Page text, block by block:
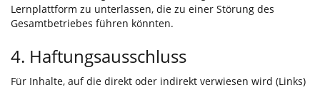
Lernplattform zu unterlassen, die zu einer Störung des
Gesamtbetriebes führen könnten.
4. Haftungsausschluss
Für Inhalte, auf die direkt oder indirekt verwiesen wird (Links)